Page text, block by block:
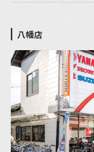
八幡店